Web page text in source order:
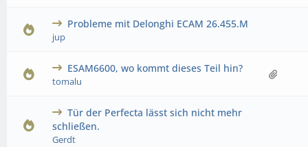
Probleme mit Delonghi ECAM 26.455.M
jup
Bewertung(en) - 0 von 5 durchschnittlich
123 45
ESAM6600, wo kommt dieses Teil hin?
tomalu
Bewertung(en) - 0 von 5 durchschnittlich
1234 5
Tür der Perfecta lässt sich nicht mehr
schließen.
Gerdt
Bewertung(en) - 0 von 5 durchschnittlich
1